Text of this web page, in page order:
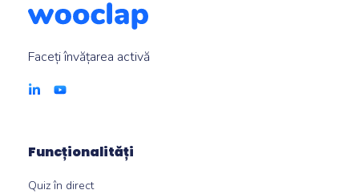
Faceți învățarea activă
Funcționalități
Quiz în direct